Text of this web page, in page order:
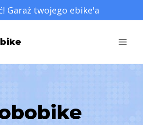
Garaż twojego ebike'a